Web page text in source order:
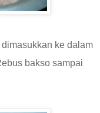
ke dalam
bakso sampai